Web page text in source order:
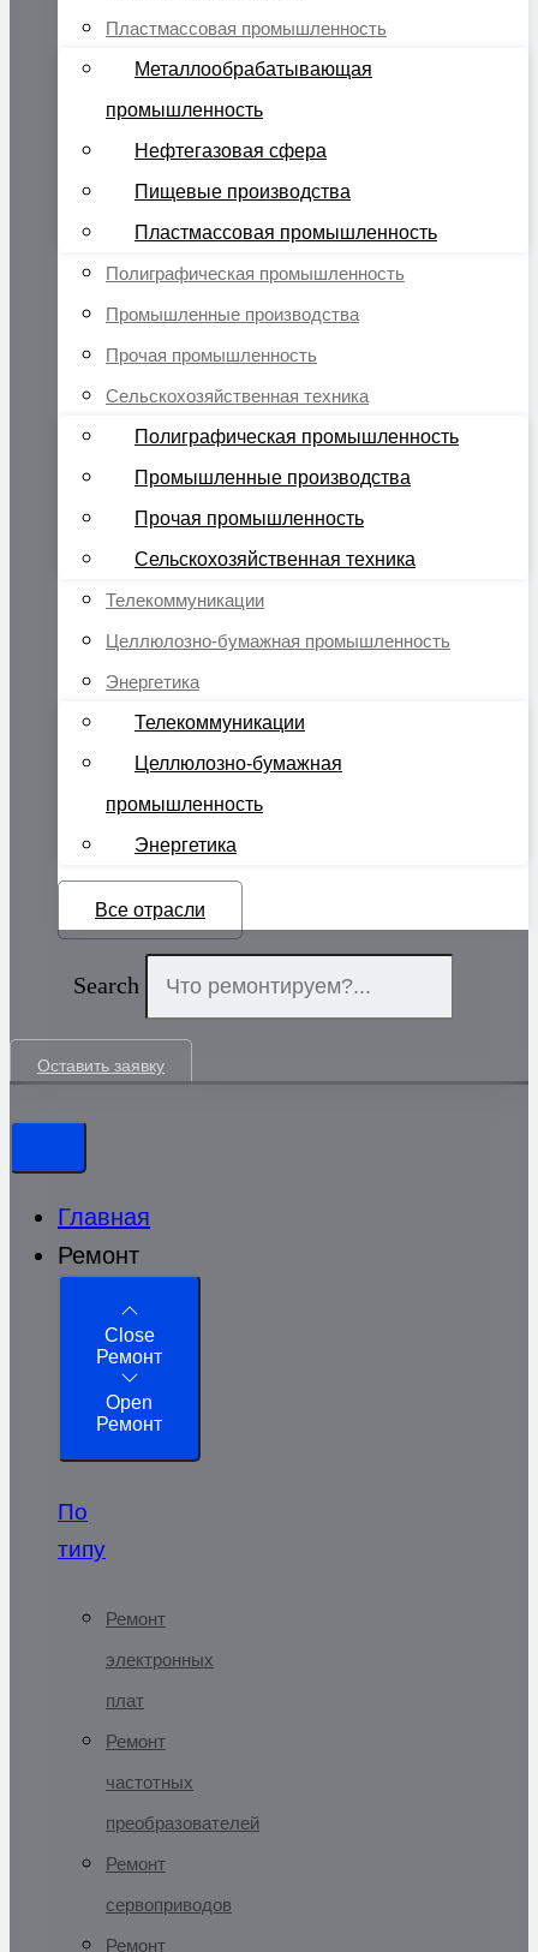
Пластмассовая промышленность
Металлообрабатывающая
промышленность
Нефтегазовая сфера
Пищевые производства
Пластмассовая промышленность
Полиграфическая промышленность
Промышленные производства
Прочая промышленность
Сельскохозяйственная техника
Полиграфическая промышленность
Промышленные производства
Прочая промышленность
Сельскохозяйственная техника
Телекоммуникации
Целлюлозно-бумажная промышленность
Энергетика
Телекоммуникации
Целлюлозно-бумажная
промышленность
Энергетика
Все отрасли
Search
Оставить заявку
Главная
Ремонт
Close
Ремонт
Open
Ремонт
По
типу
Ремонт
электронных
плат
Ремонт
частотных
преобразователей
Ремонт
сервоприводов
Ремонт